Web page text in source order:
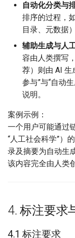
自动化分类与
排序的过程，
目录、元数据
辅助生成与人
容由人类撰写
荐）则由 AI 生
参与”与“自动
说明。
案例示例：
一个用户可能通过
“人工社会科学”）
录及摘要为自动生
该内容完全由人类
4. 标注要求
4.1 标注要求